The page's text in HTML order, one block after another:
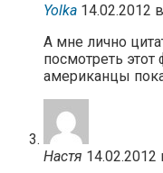
Yolka 14.02.2012
А мне лично
посмотреть этот
американцы
Настя 14.02.2012